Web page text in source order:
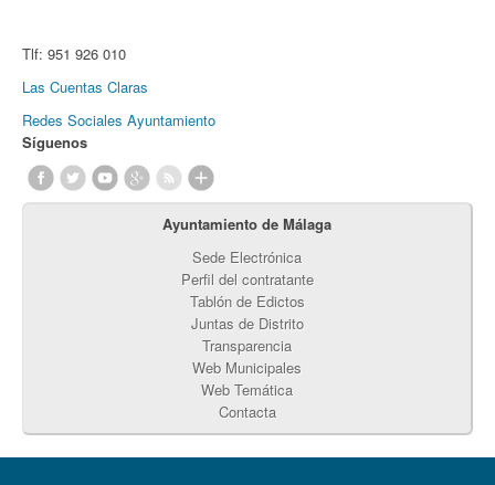
Tlf: 951 926 010
Las Cuentas Claras
Redes Sociales Ayuntamiento
Síguenos
Ayuntamiento de Málaga
Sede Electrónica
Perfil del contratante
Tablón de Edictos
Juntas de Distrito
Transparencia
Web Municipales
Web Temática
Contacta